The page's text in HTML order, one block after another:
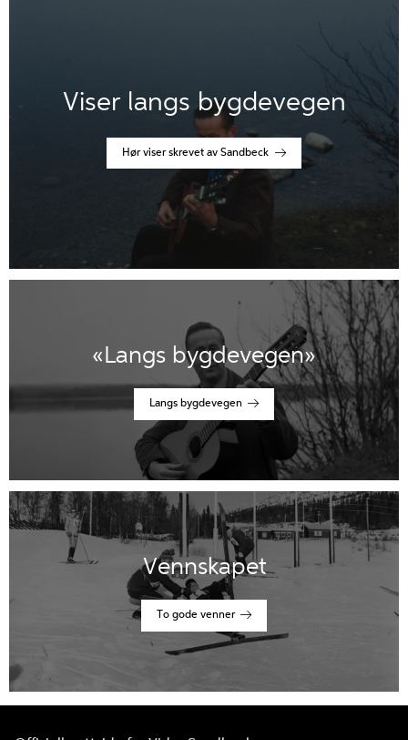
Viser langs bygdevegen
Hør viser skrevet av Sandbeck
«Langs bygdevegen»
Langs bygdevegen
Vennskapet
To gode venner